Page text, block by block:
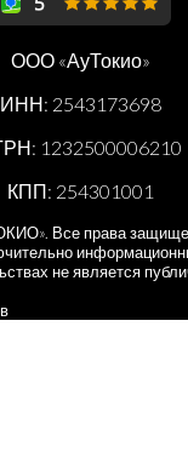
ООО «АуТокио»
ИНН: 2543173698
1232500006210
КПП: 254301001
Все права
не является